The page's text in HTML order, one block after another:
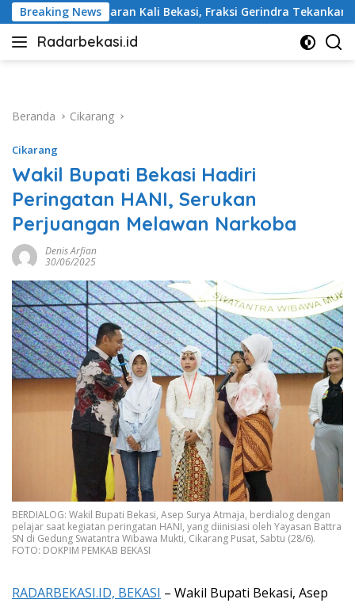
Langsung
ke
konten
Breaking News
Fraksi Gerindra Tekankan Penanganan Serius
Radarbekasi.id
Berita
Beranda
Cikarang
Cikarang
Wakil Bupati Bekasi Hadiri
Peringatan HANI, Serukan
Perjuangan Melawan Narkoba
Denis Arfian
30/06/2025
BERDIALOG: Wakil Bupati Bekasi, Asep Surya Atmaja, berdialog dengan
pelajar saat kegiatan peringatan HANI, yang diinisiasi oleh Yayasan Battra
SN di Gedung Swatantra Wibawa Mukti, Cikarang Pusat, Sabtu (28/6).
FOTO: DOKPIM PEMKAB BEKASI
RADARBEKASI.ID, BEKASI – Wakil Bupati Bekasi, Asep